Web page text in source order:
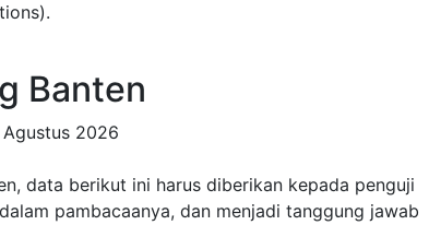
Banten
2026
data berikut ini harus diberikan kepada penguji
pambacaanya, dan menjadi tanggung jawab